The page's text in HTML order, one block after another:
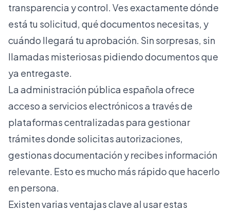
transparencia y control. Ves exactamente dónde
está tu solicitud, qué documentos necesitas, y
cuándo llegará tu aprobación. Sin sorpresas, sin
llamadas misteriosas pidiendo documentos que
ya entregaste.
La administración pública española ofrece
acceso a servicios electrónicos a través de
plataformas centralizadas para gestionar
trámitesdonde solicitas autorizaciones,
gestionas documentación y recibes información
relevante. Esto es mucho más rápido que hacerlo
en persona.
Existen varias ventajas clave al usar estas